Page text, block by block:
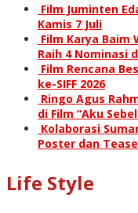
Film Juminten
Kamis 7 Juli
Film Karya Baim
Raih 4 Nominasi
Film Rencana
ke-SIFF 2026
Ringo Agus
di Film “Aku
Kolaborasi
Poster dan
Life Style